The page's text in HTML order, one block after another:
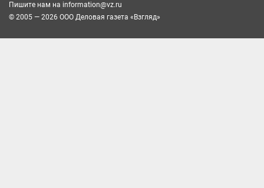
Пишите нам на information@vz.ru
© 2005 — 2026 ООО Деловая газета «Взгляд»